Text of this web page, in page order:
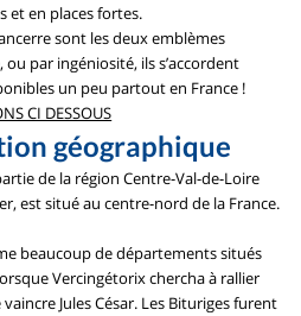
et en places fortes.
sont les deux emblèmes
par ingéniosité, ils s’accordent
un peu partout en France !
CI DESSOUS
géographique
de la région Centre-Val-de-Loire
est situé au centre-nord de la France.
beaucoup de départements situés
Vercingétorix chercha à rallier
Jules César. Les Bituriges furent